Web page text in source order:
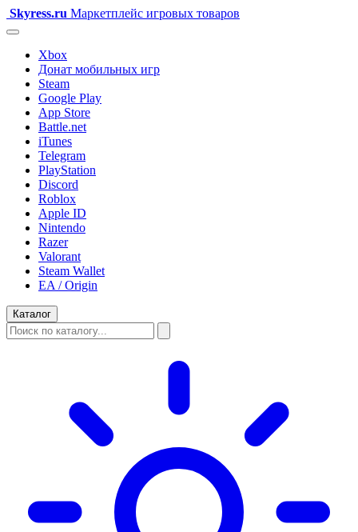
Skyress.ru Маркетплейс игровых товаров
Xbox
Донат мобильных игр
Steam
Google Play
App Store
Battle.net
iTunes
Telegram
PlayStation
Discord
Roblox
Apple ID
Nintendo
Razer
Valorant
Steam Wallet
EA / Origin
Каталог